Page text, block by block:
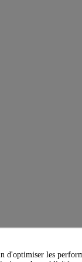
d'optimiser les